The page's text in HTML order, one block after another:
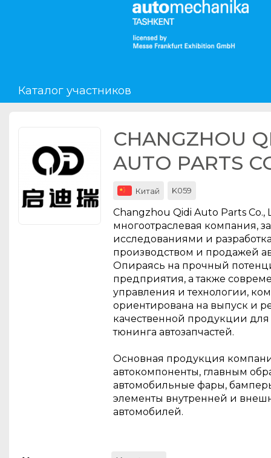
Каталог участников
CHANGZHOU
AUTO PARTS
Китай K059
Changzhou Qidi Auto Parts Co.,
многоотраслевая компания,
исследованиями и
производством и продажей
Опираясь на прочный
предприятия, а также
управления и технологии,
ориентирована на выпуск и
качественной продукции
тюнинга автозапчастей.
Основная продукция
автокомпоненты, главным
автомобильные фары,
элементы внутренней и
автомобилей.
О сервисе
Контакты
Организаторам
СПРАВКА